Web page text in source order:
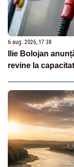
6 aug. 2026, 17:38
Ilie Bolojan
revine la